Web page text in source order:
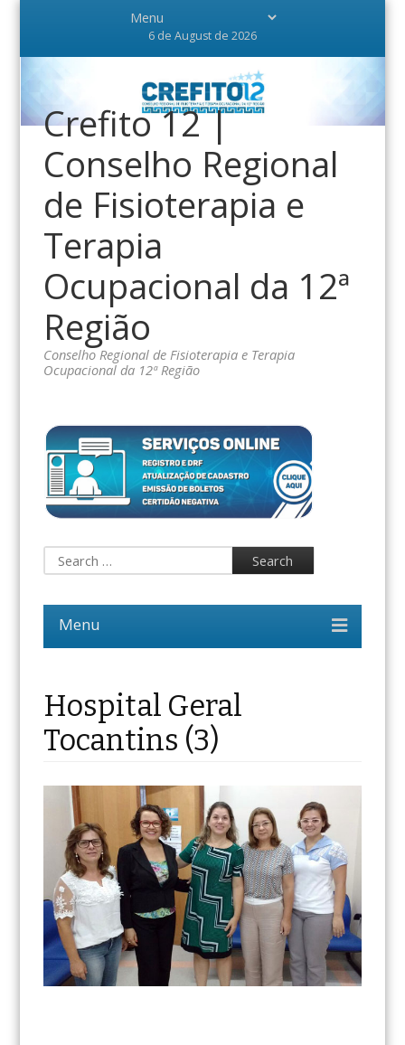
6 de August de 2026
Crefito 12 |
Conselho Regional
de Fisioterapia e
Terapia
Ocupacional da 12ª
Região
Conselho Regional de Fisioterapia e Terapia
Ocupacional da 12ª Região
Hospital Geral
Tocantins (3)